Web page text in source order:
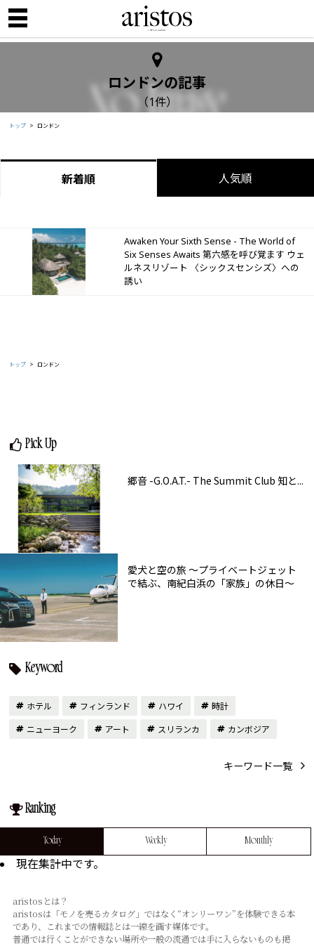
ロンドンの記事
（1件）
トップ ロンドン
新着順 人気順
Awaken Your Sixth Sense - The World of
Six Senses Awaits 第六感を呼び覚ます ウェ
ルネスリゾート 〈シックスセンシズ〉への
誘い
トップ ロンドン
Pick Up
郷音 -G.O.A.T.- The Summit Club 知と...
愛犬と空の旅 ～プライベートジェット
で結ぶ、南紀白浜の「家族」の休日～
Keyword
ホテル フィンランド ハワイ
時計
ニューヨーク
アート スリランカ カンボジア
キーワード一覧
Ranking
Today Weekly Monthly
現在集計中です。
aristosとは？
aristosは「モノを売るカタログ」ではなく“オンリーワン”を体験できる本
であり、これまでの情報誌とは⼀線を画す媒体です。
普通では⾏くことができない場所や⼀般の流通では⼿に⼊らないものも掲